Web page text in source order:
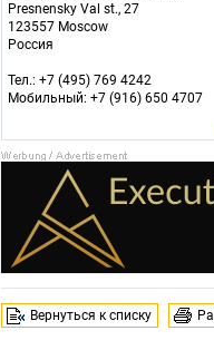
Presnensky Val st., 27
123557 Moscow
Россия
Тел.: +7 (495) 769 4242
Мобильный: +7 (916) 650 4707
Вернуться к списку